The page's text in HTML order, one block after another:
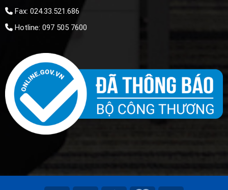
Fax: 024.33.521.686
Hotline: 097 505 7600